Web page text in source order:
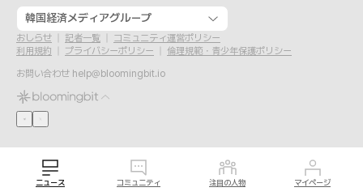
韓国経済メディアグループ
おしらせ 記者一覧
コミュニティ運営ポリシー
利用規約
プライバシーポリシー
倫理規範・青少年保護ポリシー
お問い合わせ help@bloomingbit.io
ニュース コミュニティ 注目の人物 マイページ